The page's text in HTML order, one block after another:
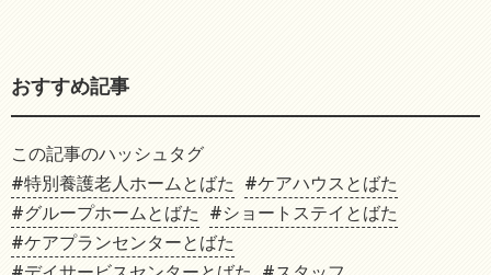
おすすめ記事
この記事のハッシュタグ
#特別養護老人ホームとばた #ケアハウスとばた
#グループホームとばた #ショートステイとばた
#ケアプランセンターとばた